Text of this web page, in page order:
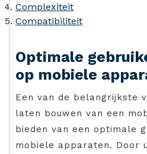
Complexiteit
Compatibiliteit
Optimale
op mobiele
Een van de belangrijkste
laten bouwen van een
bieden van een optimale
mobiele apparaten. Door